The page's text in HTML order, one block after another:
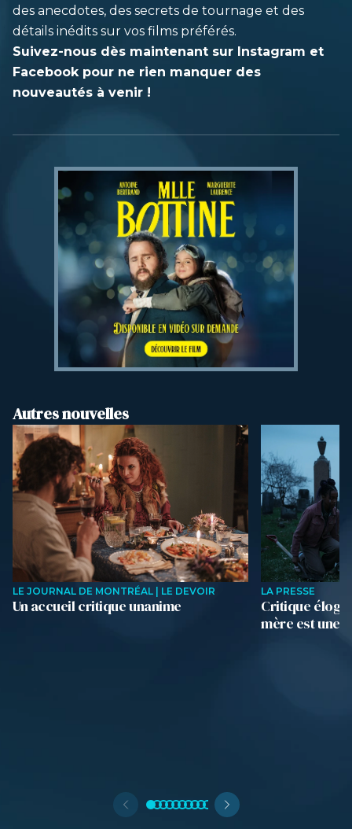
des anecdotes, des secrets de tournage et des
détails inédits sur vos films préférés.
Suivez-nous dès maintenant sur Instagram et
Facebookpour ne rien manquer des
nouveautés à venir !
Autres nouvelles
LE JOURNAL DE MONTRÉAL | LE DEVOIR
Un accueil critique unanime
LA PRESSE
Critique
mère est une